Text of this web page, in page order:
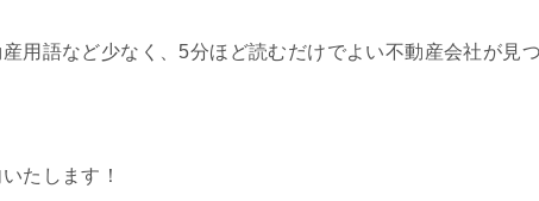
用語など少なく、5分ほど読むだけでよい不動産会社が見
たします！